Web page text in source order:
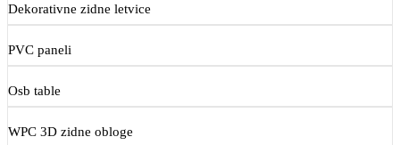
Dekorativne zidne letvice
PVC paneli
Osb table
WPC 3D zidne obloge